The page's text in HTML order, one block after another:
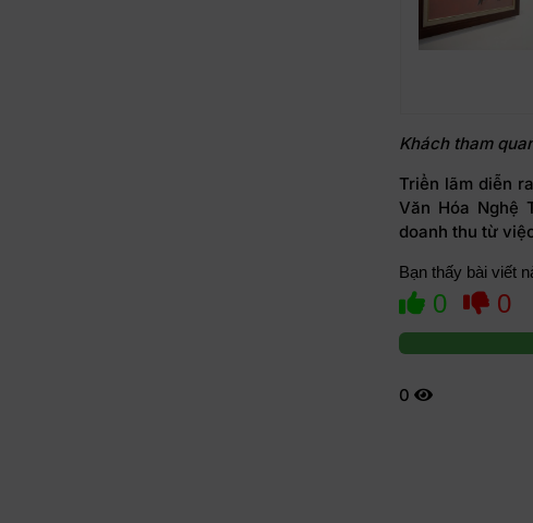
Khách tham
Triển lãm diễn
Văn Hóa Nghệ
doanh thu từ
Bạn thấy bài viết
0 0
0